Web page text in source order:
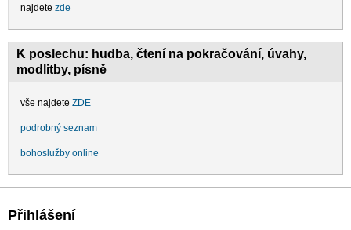
najdete zde
K poslechu: hudba, čtení na pokračování, úvahy,
modlitby, písně
vše najdete ZDE
podrobný seznam
bohoslužby online
Přihlášení